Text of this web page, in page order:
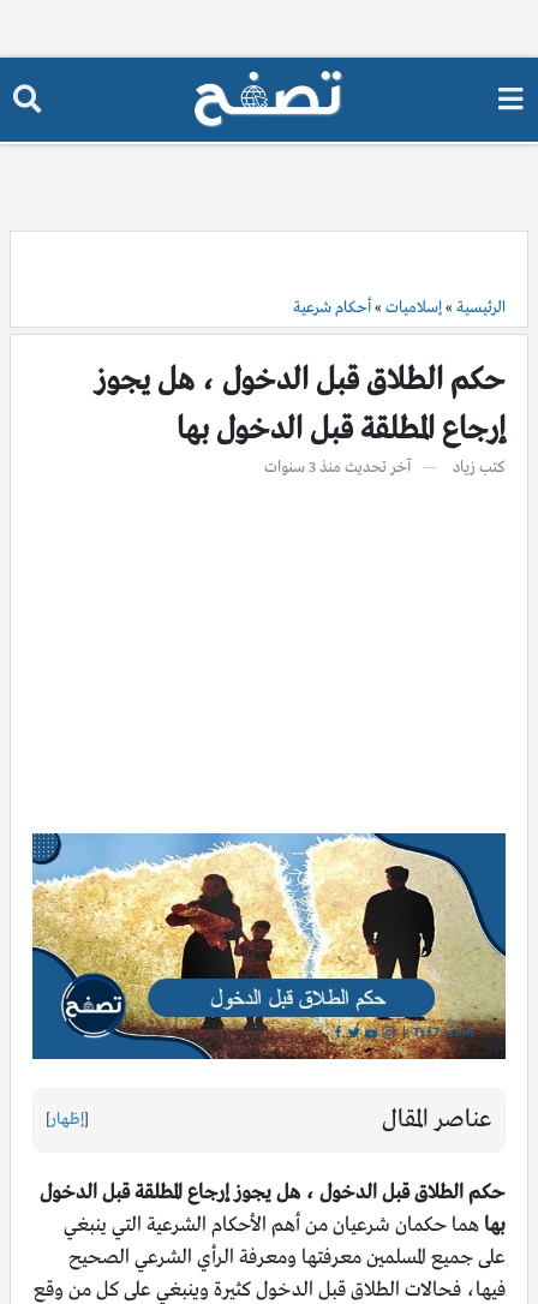
الرئيسية »إسلاميات »أحكام شرعية
حكم الطلاق قبل الدخول ، هل يجوز
إرجاع المطلقة قبل الدخول بها
كتب زياد آخر تحديث منذ 3 سنوات
عناصر المقال [إظهار]
حكم الطلاق قبل الدخول ، هل يجوز إرجاع المطلقة قبل الدخول
بها هما حكمان شرعيان من أهم الأحكام الشرعية التي ينبغي
على جميع المسلمين معرفتها ومعرفة الرأي الشرعي الصحيح
فيها، فحالات الطلاق قبل الدخول كثيرة وينبغي على كل من وقع